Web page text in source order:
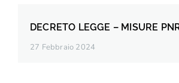
DECRETO LEGGE – MISURE
27 Febbraio 2024